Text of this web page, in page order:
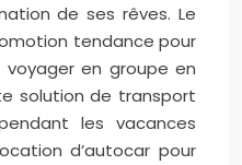
de ses rêves. Le
tendance pour
en groupe en
solution de transport
les vacances
d’autocar pour